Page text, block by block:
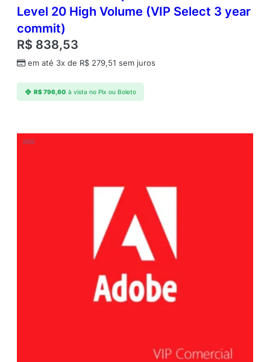
Level 20 High Volume (VIP Select 3 year
commit)
R$ 838,53
em até 3x de R$ 279,51 sem juros
R$796,60 à vista no Pix ou Boleto